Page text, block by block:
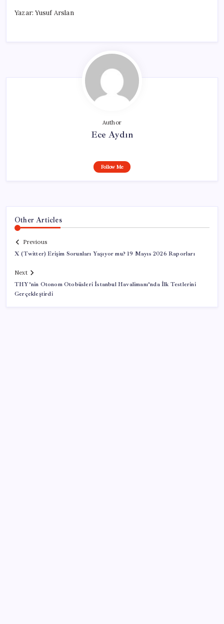
Yazar: Yusuf Arslan
Author
Ece Aydın
Follow Me
Other Articles
Previous
X (Twitter) Erişim Sorunları Yaşıyor mu? 19 Mayıs 2026 Raporları
Next
THY’nin Otonom Otobüsleri İstanbul Havalimanı’nda İlk Testlerini
Gerçekleştirdi